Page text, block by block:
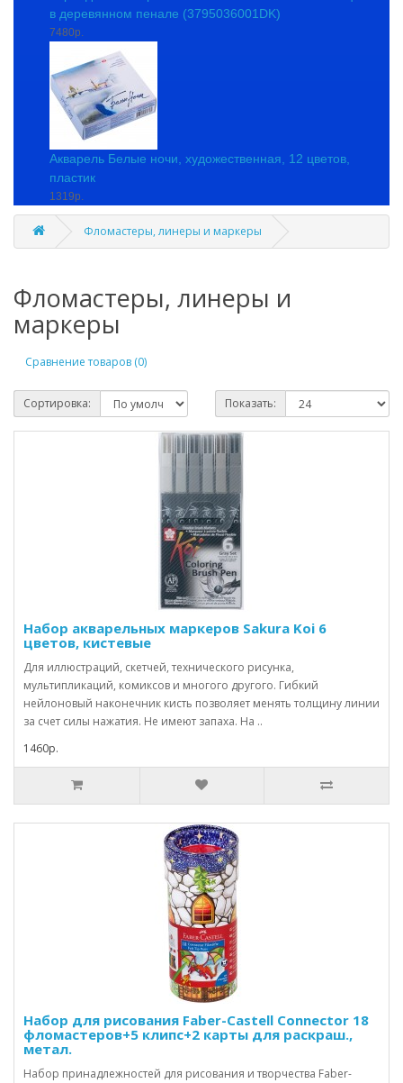
в деревянном пенале (3795036001DK)
7480р.
Акварель Белые ночи, художественная, 12 цветов,
пластик
1319р.
Фломастеры, линеры и маркеры
Фломастеры, линеры и
маркеры
Сравнение товаров (0)
Сортировка: Показать:
Набор акварельных маркеров Sakura Koi 6
цветов, кистевые
Для иллюстраций, скетчей, технического рисунка,
мультипликаций, комиксов и многого другого. Гибкий
нейлоновый наконечник кисть позволяет менять толщину линии
за счет силы нажатия. Не имеют запаха. На ..
1460р.
Набор для рисования Faber-Castell Connector 18
фломастеров+5 клипс+2 карты для раскраш.,
метал.
Набор принадлежностей для рисования и творчества Faber-